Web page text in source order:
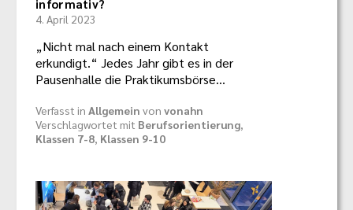
informativ?
4. April 2023
„Nicht mal nach einem Kontakt
erkundigt.“ Jedes Jahr gibt es in der
Pausenhalle die Praktikumsbörse…
Verfasst in Allgemein von vonahn
Verschlagwortet mit Berufsorientierung,
Klassen 7-8, Klassen 9-10